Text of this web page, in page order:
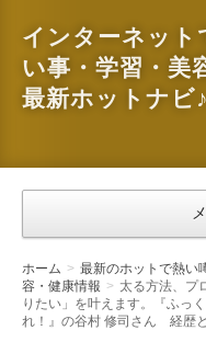
インターネット
い事・学習・美
最新ホットナビ♪
ホーム
最新のホットで熱い
容・健康情報
太る方法、プ
りたい」を叶えます。『ふっ
れ！』の谷村 修司さん 経歴